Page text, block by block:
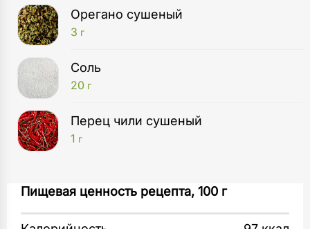
Орегано сушеный
3 г
Соль
20 г
Перец чили сушеный
1 г
1 шт
и обжарьте фарш до румяности, разбивая его
Пищевая ценность рецепта, 100 г